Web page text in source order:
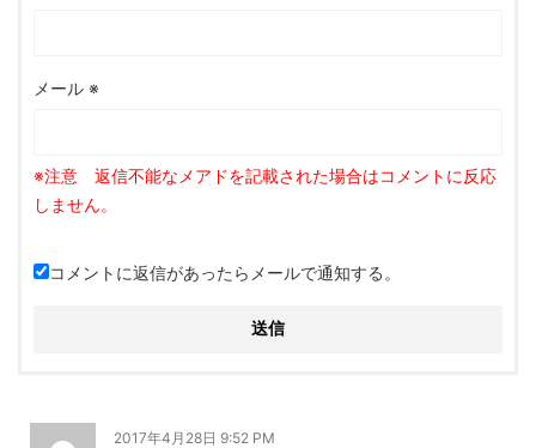
メール ※
コメントに返信があったらメールで通知する。
2017年4月28日 9:52 PM